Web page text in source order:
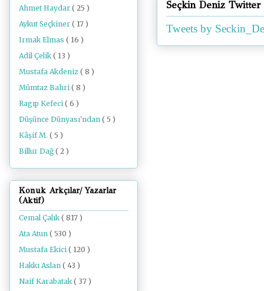
Seçkin Deniz Twitter
Tweets by
Ahmet Haydar ( 25 )
Aykut Seçkiner ( 17 )
Irmak Elmas ( 16 )
Adil Çelik ( 13 )
Mustafa Akdeniz ( 8 )
Mümtaz Bahri ( 8 )
Ragıp Kefeci ( 6 )
Düşünce Dünyası'ndan ( 5 )
Kâşif M. ( 5 )
Billur Dağ ( 2 )
Konuk Arkçılar/ Yazarlar
(Aktif)
Cemal Çalık( 817 )
Ata Atun ( 530 )
Mustafa Ekici ( 120 )
Hakkı Aslan ( 43 )
Naif Karabatak( 37 )